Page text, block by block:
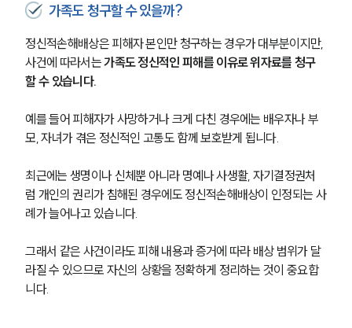
가족도 청구할 수 있을까?
정신적손해배상은 피해자 본인만 청구하는 경우가 대부분이지만,
사건에 따라서는 가족도 정신적인 피해를 이유로 위자료를 청구
할 수 있습니다.
예를 들어 피해자가 사망하거나 크게 다친 경우에는 배우자나 부
모, 자녀가 겪은 정신적인 고통도 함께 보호받게 됩니다.
최근에는 생명이나 신체뿐 아니라 명예나 사생활, 자기결정권처
럼 개인의 권리가 침해된 경우에도 정신적손해배상이 인정되는 사
례가 늘어나고 있습니다.
그래서 같은 사건이라도 피해 내용과 증거에 따라 배상 범위가 달
라질 수 있으므로 자신의 상황을 정확하게 정리하는 것이 중요합
니다.